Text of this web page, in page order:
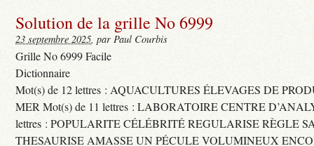
Solution de la grille No 6999
23 septembre 2025, par Paul Courbis
Grille No 6999 Facile
Dictionnaire
Mot(s) de 12 lettres : AQUACULTURES ÉLEVAGES DE
MER Mot(s) de 11 lettres : LABORATOIRE CENTRE
lettres : POPULARITE CÉLÉBRITÉ REGULARISE RÈGLE
THESAURISE AMASSE UN PÉCULE VOLUMINEUX